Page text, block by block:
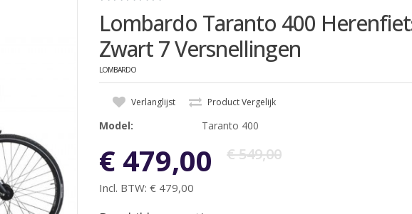
Lombardo Taranto 400
Zwart 7 Versnellingen
LOMBARDO
Verlanglijst Product Vergelijk
Model: Taranto 400
€ 479,00 € 549,00
Incl. BTW: € 479,00